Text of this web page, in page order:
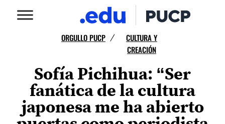
ORGULLO PUCP /
CULTURA Y
CREACIÓN
Sofía Pichihua: “Ser
fanática de la cultura
japonesa me ha abierto